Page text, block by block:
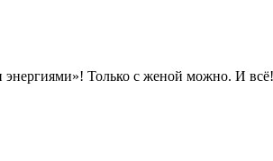
Только с женой можно. И